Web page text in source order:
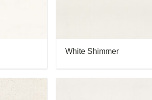
White Shimmer